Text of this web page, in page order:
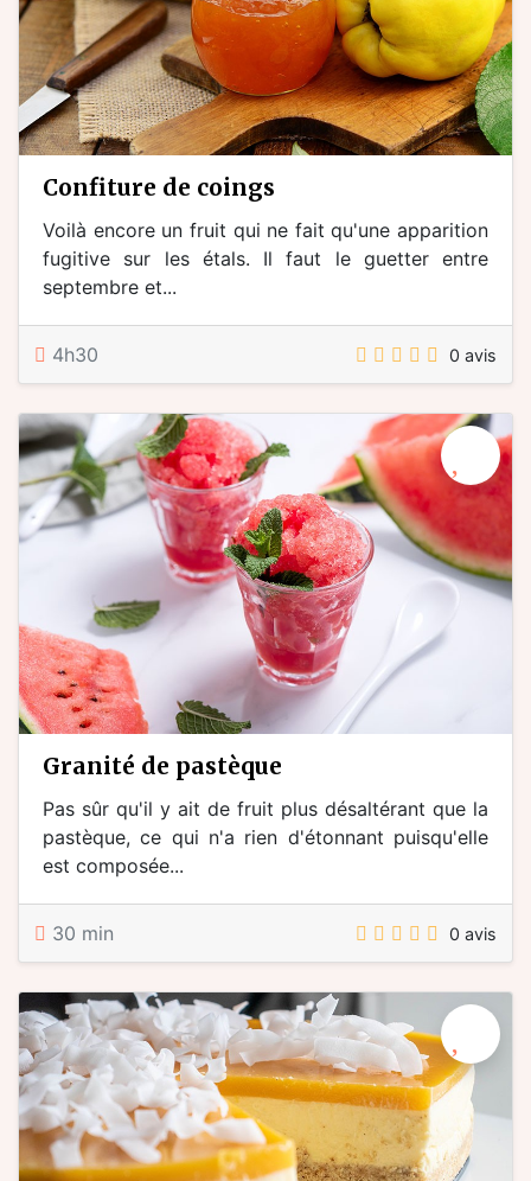
confiture de coings
Voilà encore un fruit qui ne fait qu'une apparition
fugitive sur les étals. Il faut le guetter entre
septembre et...
4h30 0 avis
granité de pastèque
Pas sûr qu'il y ait de fruit plus désaltérant que la
pastèque, ce qui n'a rien d'étonnant puisqu'elle
est composée...
30 min 0 avis